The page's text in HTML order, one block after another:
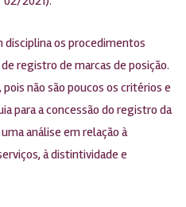
disciplina os procedimentos
registro de marcas de posição.
não são poucos os critérios e
para a concessão do registro da
análise em relação à
à distintividade e